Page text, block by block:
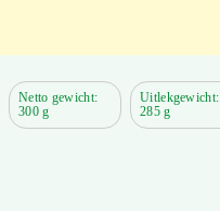
Netto gewicht:
300 g
Uitlekgewicht:
285 g